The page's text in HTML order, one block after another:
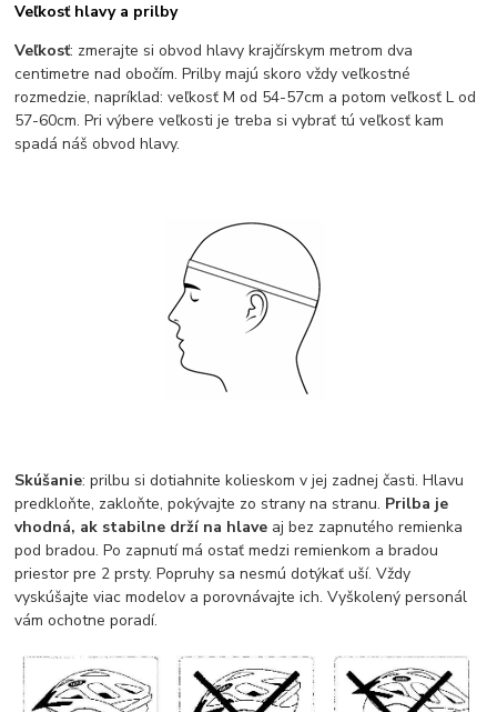
Veľkosť hlavy a prilby
Veľkosť: zmerajte si obvod hlavy krajčírskym metrom dva
centimetre nad obočím. Prilby majú skoro vždy veľkostné
rozmedzie, napríklad: veľkosť M od 54-57cm a potom veľkosť L od
57-60cm. Pri výbere veľkosti je treba si vybrať tú veľkosť kam
spadá náš obvod hlavy.
Skúšanie: prilbu si dotiahnite kolieskom v jej zadnej časti. Hlavu
predkloňte, zakloňte, pokývajte zo strany na stranu. Prilba je
vhodná, ak stabilne drží na hlave aj bez zapnutého remienka
pod bradou. Po zapnutí má ostať medzi remienkom a bradou
priestor pre 2 prsty. Popruhy sa nesmú dotýkať uší. Vždy
vyskúšajte viac modelov a porovnávajte ich. Vyškolený personál
vám ochotne poradí.